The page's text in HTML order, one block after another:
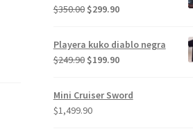
$350.00 El
original
era:
$299.90El
actual
es:
Playera kuko diablo negra
$249.90 El
original
era:
$199.90El
actual
Mini Cruiser Sword
$1,499.90